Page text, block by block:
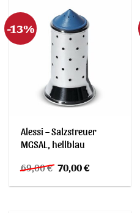
-13%
Alessi – Salzstreuer
MGSAL, hellblau
69,00€ Ursprünglicher
Preis
war:
70,00€Aktueller
ist: